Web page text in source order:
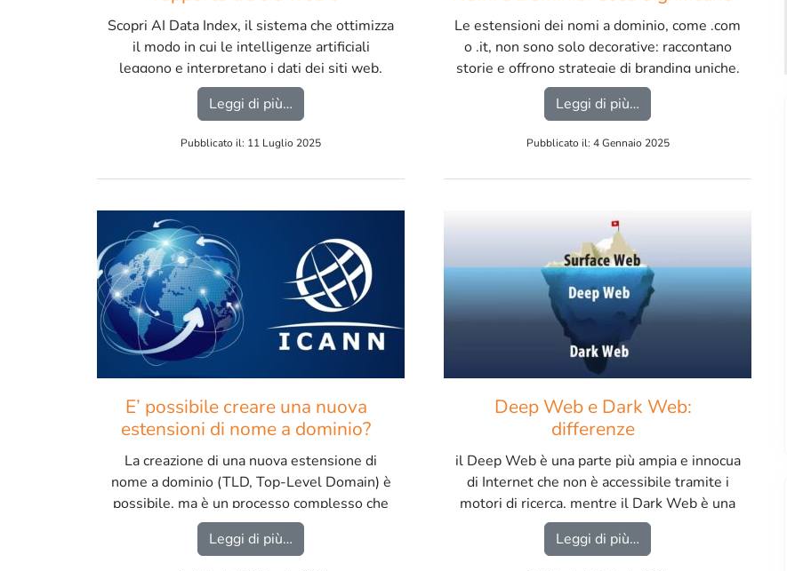
intelligenze artificiali
Scopri AI Data Index, il sistema che ottimizza
il modo in cui le intelligenze artificiali
leggono e interpretano i dati dei siti web,
migliorando la visibilità online e l’efficacia dei
tuoi contenuti. […]
Leggi di più… from AI Data Index: come cambia il rapporto tra siti web e intelligenze artificiali
Pubblicato il: 11 Luglio 2025
e Quali Scegliere
Le estensioni dei nomi a dominio, come .com
o .it, non sono solo decorative: raccontano
storie e offrono strategie di branding uniche.
Scopri curiosità e usi creativi per scegliere
quella più adatta al tuo progetto digitale. […]
Leggi di più…
Pubblicato il: 4 Gennaio 2025
E’ possibile creare una nuova
estensioni di nome a dominio?
La creazione di una nuova estensione di
nome a dominio (TLD, Top-Level Domain) è
possibile, ma è un processo complesso che
coinvolge diverse organizzazioni e
regolamentazioni. […]
Leggi di più… from E’ possibile creare una nuova estensioni di nome a dominio?
Deep Web e Dark Web:
differenze
il Deep Web è una parte più ampia e innocua
di Internet che non è accessibile tramite i
motori di ricerca, mentre il Dark Web è una
sottosezione più piccola e più oscura del
Deep Web, associata spesso ad attività
Leggi di più…